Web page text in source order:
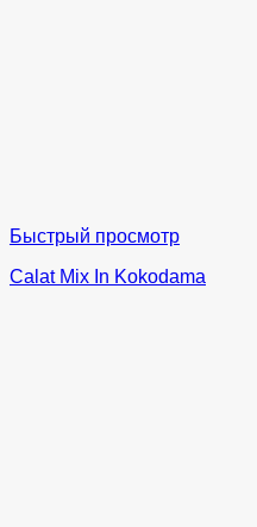
Быстрый просмотр
Calat Mix In Kokodama